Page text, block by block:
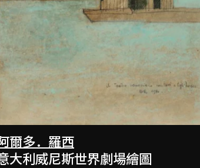
爾多．羅西
大利威尼斯世界劇場繪圖